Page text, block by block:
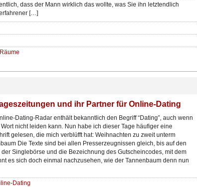
dass der Mann wirklich das wollte, was Sie ihn letztendlich
[…]
und ihr Partner für Online-Dating
Dating-Radar enthält bekanntlich den Begriff “Dating”, auch wenn
nicht leiden kann. Nun habe ich dieser Tage häufiger eine
gelesen, die mich verblüfft hat: Weihnachten zu zweit unterm
Die Texte sind bei allen Presserzeugnissen gleich, bis auf den
der Singlebörse und die Bezeichnung des Gutscheincodes, mit dem
es sich doch einmal nachzusehen, wie der Tannenbaum denn nun
Dating